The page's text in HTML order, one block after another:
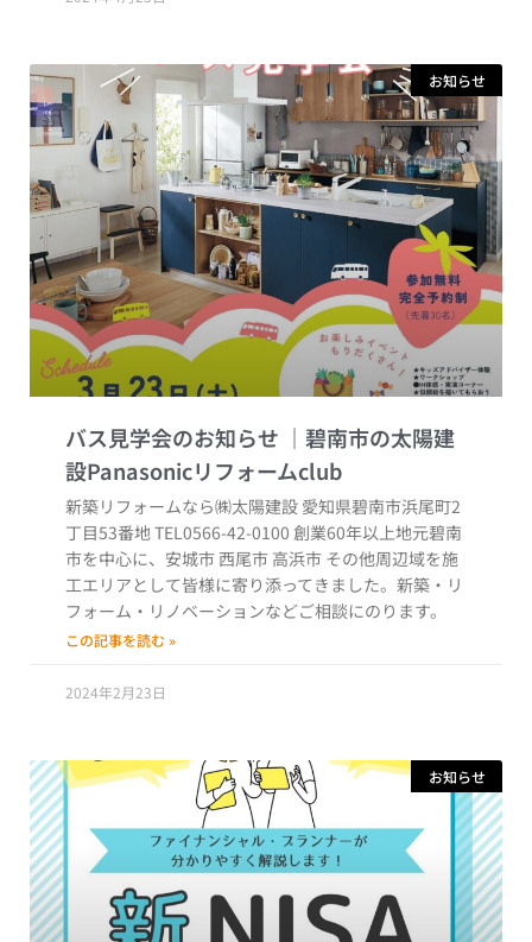
お知らせ
バス見学会のお知らせ
新築リフォームなら㈱太陽建設 愛知県碧南市浜尾町2
丁目53番地 TEL0566-42-0100 創業60年以上地元碧南
市を中心に、安城市 西尾市 高浜市 その他周辺域を施
工エリアとして皆様に寄り添ってきました。新築・リ
フォーム・リノベーションなどご相談にのります。
この記事を読む »
2024年2月23日
お知らせ